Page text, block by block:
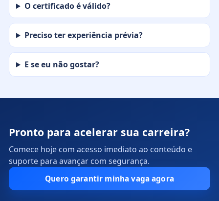
O certificado é válido?
Preciso ter experiência prévia?
E se eu não gostar?
Pronto para acelerar sua carreira?
Comece hoje com acesso imediato ao conteúdo e
suporte para avançar com segurança.
Quero garantir minha vaga agora